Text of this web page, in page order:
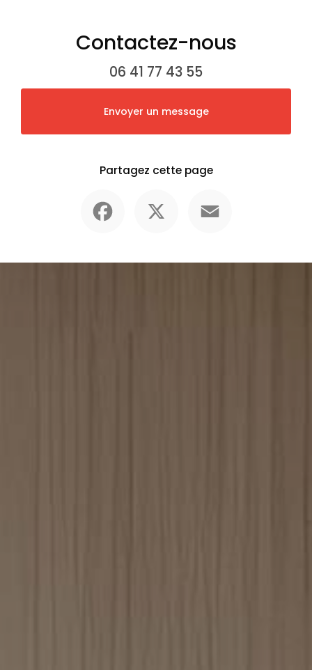
Contactez-nous
06 41 77 43 55
Envoyer un message
Partagez cette page